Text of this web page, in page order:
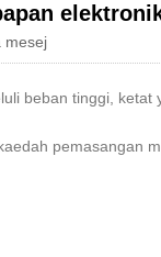
mesej
beban tinggi, ketat
pemasangan